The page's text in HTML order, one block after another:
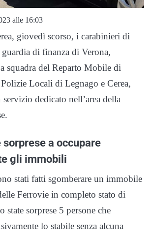
alle 16:03
giovedì scorso, i carabinieri di
di finanza di Verona,
squadra del Reparto Mobile di
Locali di Legnago e Cerea,
dedicato nell’area della
sorprese a occupare
gli immobili
stati fatti sgomberare un immobile
Ferrovie in completo stato di
state sorprese 5 persone che
lo stabile senza alcuna